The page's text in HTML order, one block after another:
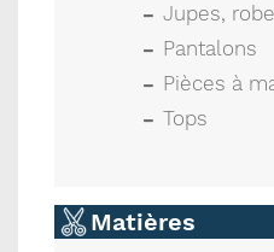
Jupes,
Pantalons
Pièces à
Tops
Matières